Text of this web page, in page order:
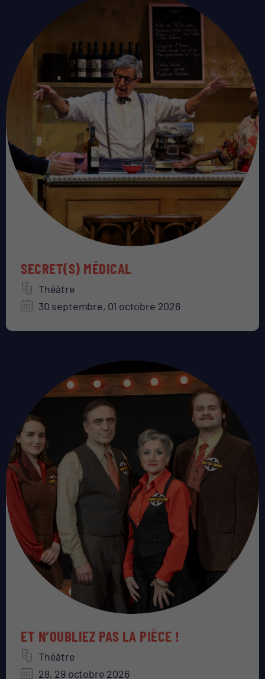
SECRET(S) MÉDICAL
Théâtre
30 septembre, 01 octobre 2026
ET N’OUBLIEZ PAS LA PIÈCE !
Théâtre
28, 29 octobre 2026